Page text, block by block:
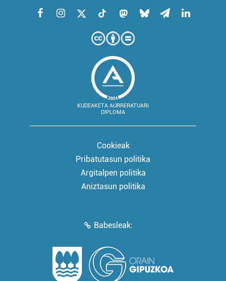
KUDEAKETA AURRERATUARI
DIPLOMA
Cookieak
Pribatutasun politika
Argitalpen politika
Aniztasun politika
Babesleak: